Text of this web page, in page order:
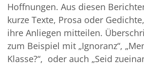
Hoffnungen. Aus diesen
kurze Texte, Prosa oder
ihre Anliegen mitteilen.
zum Beispiel mit „Ignoranz“,
Klasse?“, oder auch „Seid